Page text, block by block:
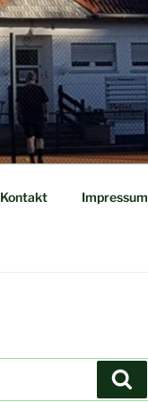
Kontakt Impressum